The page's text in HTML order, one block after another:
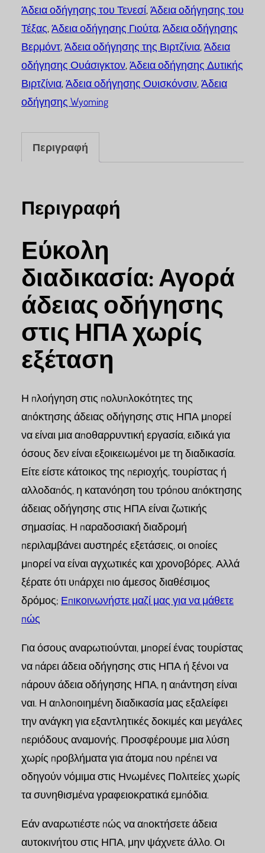
Άδεια οδήγησης του Τενεσί, Άδεια οδήγησης του
Τέξας, Άδεια οδήγησης Γιούτα, Άδεια οδήγησης
Βερμόντ, Άδεια οδήγησης της Βιρτζίνια, Άδεια
οδήγησης Ουάσιγκτον, Άδεια οδήγησης Δυτικής
Βιρτζίνια, Άδεια οδήγησης Ουισκόνσιν, Άδεια
οδήγησης Wyoming
Περιγραφή
Περιγραφή
Εύκολη
διαδικασία: Αγορά
άδειας οδήγησης
στις ΗΠΑ χωρίς
εξέταση
Η πλοήγηση στις πολυπλοκότητες της
απόκτησης άδειας οδήγησης στις ΗΠΑ μπορεί
να είναι μια αποθαρρυντική εργασία, ειδικά για
όσους δεν είναι εξοικειωμένοι με τη διαδικασία.
Είτε είστε κάτοικος της περιοχής, τουρίστας ή
αλλοδαπός, η κατανόηση του τρόπου απόκτησης
άδειας οδήγησης στις ΗΠΑ είναι ζωτικής
σημασίας. Η παραδοσιακή διαδρομή
περιλαμβάνει αυστηρές εξετάσεις, οι οποίες
μπορεί να είναι αγχωτικές και χρονοβόρες. Αλλά
ξέρατε ότι υπάρχει πιο άμεσος διαθέσιμος
δρόμος; Επικοινωνήστε μαζί μας για να μάθετε
πώς
Για όσους αναρωτιούνται, μπορεί ένας τουρίστας
να πάρει άδεια οδήγησης στις ΗΠΑ ή ξένοι να
πάρουν άδεια οδήγησης ΗΠΑ, η απάντηση είναι
ναι. Η απλοποιημένη διαδικασία μας εξαλείφει
την ανάγκη για εξαντλητικές δοκιμές και μεγάλες
περιόδους αναμονής. Προσφέρουμε μια λύση
χωρίς προβλήματα για άτομα που πρέπει να
οδηγούν νόμιμα στις Ηνωμένες Πολιτείες χωρίς
τα συνηθισμένα γραφειοκρατικά εμπόδια.
Εάν αναρωτιέστε πώς να αποκτήσετε άδεια
αυτοκινήτου στις ΗΠΑ, μην ψάχνετε άλλο. Οι